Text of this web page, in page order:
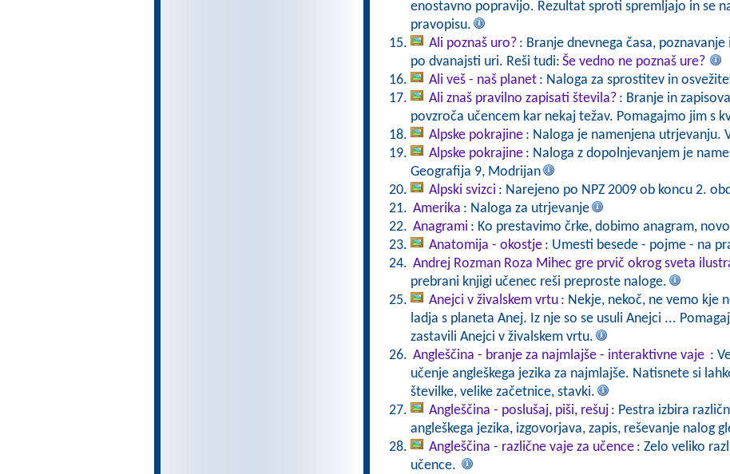
enostavno popravijo. Rezultat sproti spremljajo in se
pravopisu.
Ali poznaš uro? : Branje dnevnega časa,
po dvanajsti uri. Reši tudi: Še vedno ne poznaš ure?
Ali veš - naš planet : Naloga za sprostitev in
Ali znaš pravilno zapisati števila? : Branje in
povzroča učencem kar nekaj težav. Pomagajmo jim s
Alpske pokrajine : Naloga je namenjena utrjevanju.
Alpske pokrajine : Naloga z dopolnjevanjem je
Geografija 9, Modrijan
Alpski svizci : Narejeno po NPZ 2009 ob koncu 2.
Amerika : Naloga za utrjevanje
Anagrami : Ko prestavimo črke, dobimo anagram,
Anatomija - okostje : Umesti besede - pojme - na
Andrej Rozman Roza Mihec gre prvič okrog sveta
prebrani knjigi učenec reši preproste naloge.
Anejci v živalskem vrtu : Nekje, nekoč, ne vemo kje
ladja s planeta Anej. Iz nje so se usuli Anejci ...
zastavili Anejci v živalskem vrtu.
Angleščina - branje za najmlajše - interaktivne vaje :
učenje angleškega jezika za najmlajše. Natisnete si
številke, velike začetnice, stavki.
Angleščina - poslušaj, piši, rešuj : Pestra izbira
angleškega jezika, izgovorjava, zapis, reševanje nalog
Angleščina - različne vaje za učence : Zelo veliko
učence.